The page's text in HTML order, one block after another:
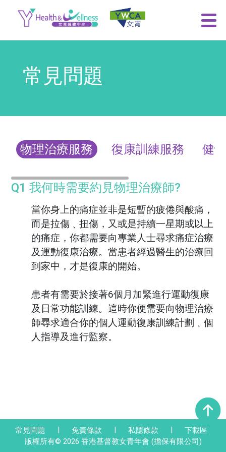
常見問題
物理治療服務 復康訓練服務 健
Q1 我何時需要約見物理治療師?
當你身上的痛症並非是短暫的疲倦與酸痛，
而是拉傷﹑扭傷，又或是持續一星期或以上
的痛症，你都需要向專業人士尋求痛症治療
及運動復康治療。當患者經過醫生的治療回
到家中，才是復康的開始。
患者有需要於接著6個月加緊進行運動復康
及日常功能訓練。這時你便需要向物理治療
師尋求適合你的個人運動復康訓練計劃﹑個
人指導及進行監察。
常見問題 | 免責條款 | 私隱條款 |
下載區
版權所有© 2026 香港基督教女青年會 (擔保有限公司)